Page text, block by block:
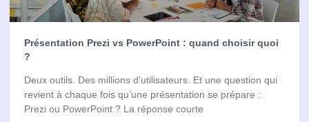
Présentation Prezi vs PowerPoint : quand choisir quoi
?
Deux outils. Des millions d’utilisateurs. Et une question qui
revient à chaque fois qu’une présentation se prépare :
Prezi ou PowerPoint ? La réponse courte